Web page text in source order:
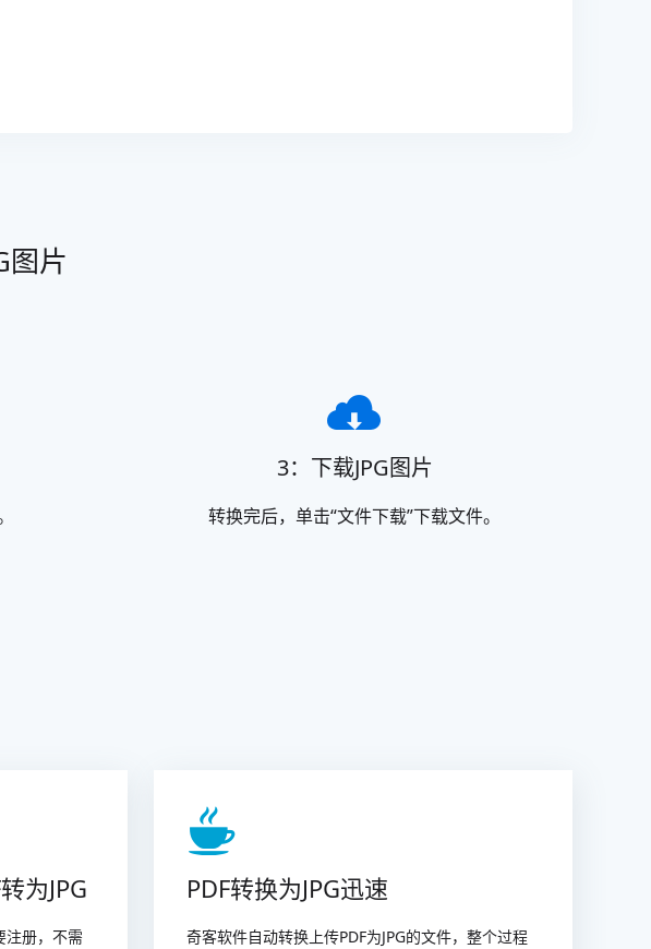
图片
3：下载JPG图片
转换完后，单击“文件下载”下载文件。
为JPG
注册，不需
PDF转换为JPG迅速
奇客软件自动转换上传PDF为JPG的文件，整个过程